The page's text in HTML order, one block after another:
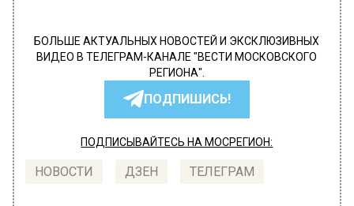
БОЛЬШЕ АКТУАЛЬНЫХ НОВОСТЕЙ И ЭКСКЛЮЗИВНЫХ
ВИДЕО В ТЕЛЕГРАМ-КАНАЛЕ "ВЕСТИ МОСКОВСКОГО
РЕГИОНА".
ПОДПИШИСЬ!
ПОДПИСЫВАЙТЕСЬ НА МОСРЕГИОН:
НОВОСТИ ДЗЕН ТЕЛЕГРАМ